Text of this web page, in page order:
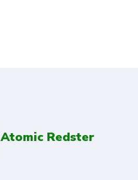
Atomic Redster